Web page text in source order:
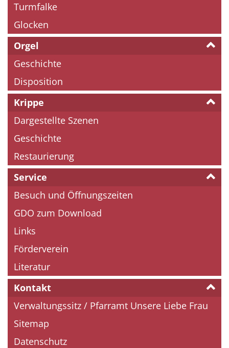
Turmfalke
Glocken
Orgel
Geschichte
Disposition
Krippe
Dargestellte Szenen
Geschichte
Restaurierung
Service
Besuch und Öffnungszeiten
GDO zum Download
Links
Förderverein
Literatur
Kontakt
Verwaltungssitz / Pfarramt Unsere Liebe Frau
Sitemap
Datenschutz